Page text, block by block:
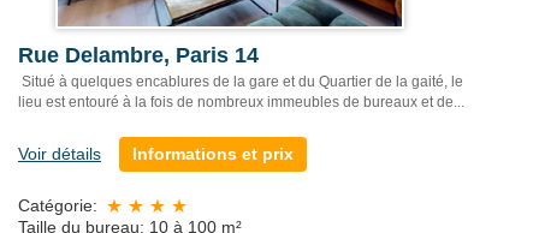
Rue Delambre, Paris 14
Situé à quelques encablures de la gare et du Quartier de la gaité, le
lieu est entouré à la fois de nombreux immeubles de bureaux et de...
Voir détails Informations et prix
Catégorie:
Taille du bureau: 10 à 100 m²